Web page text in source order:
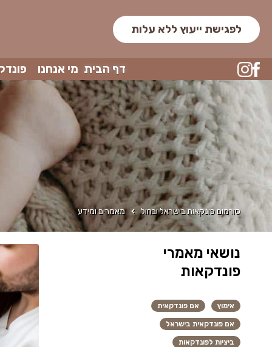
לפגישת ייעוץ ללא עלות
דף הבית מי אנחנו
סורמום פונקאות בישראל ובחול מאמרים ומידע
נושאי מאמרי
פונדקאות
אימוץ אם פונדקאית
אם פונדקאית בישראל
ביציות לפונדקאות